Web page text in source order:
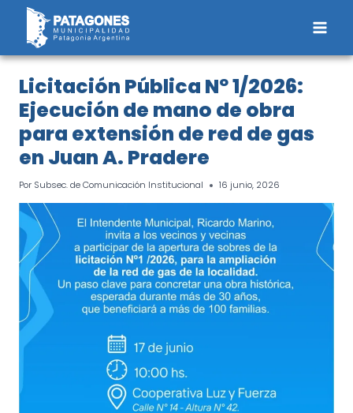
Saltar
contenido
Licitación Pública Nº 1/2026:
Ejecución de mano de obra
para extensión de red de gas
en Juan A. Pradere
Por Subsec. de Comunicación Institucional 16 junio, 2026